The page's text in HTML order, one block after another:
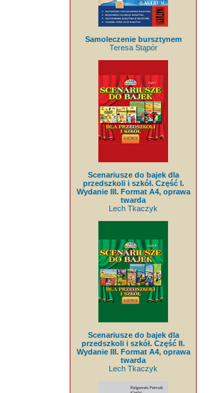
Samoleczenie bursztynem
Teresa Stąpór
Scenariusze do bajek dla
przedszkoli i szkół. Część I.
Wydanie III. Format A4, oprawa
twarda
Lech Tkaczyk
Scenariusze do bajek dla
przedszkoli i szkół. Część II.
Wydanie III. Format A4, oprawa
twarda
Lech Tkaczyk